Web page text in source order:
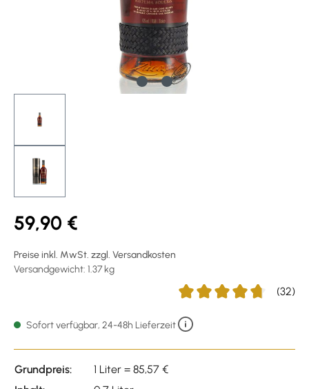
59,90 €
Preise inkl. MwSt. zzgl. Versandkosten
Versandgewicht: 1.37 kg
(32)
Sofort verfügbar, 24-48h Lieferzeit
Grundpreis:
1 Liter = 85,57 €